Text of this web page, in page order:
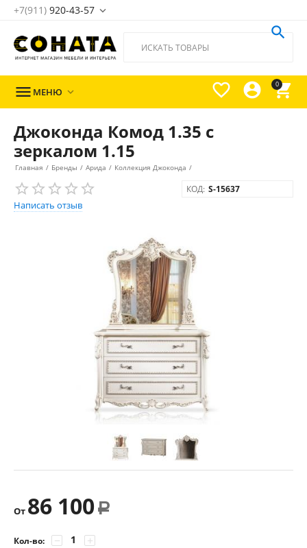
+7(911) 920-43-57 
0




 МЕНЮ 
Джоконда Комод 1.35 с
зеркалом 1.15
Главная / Бренды / Арида / Коллекция Джоконда /
Написать отзыв
КОД: S-15637
От 86 100 Р
Кол-во: +
−